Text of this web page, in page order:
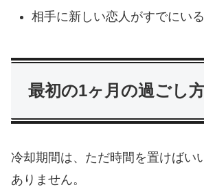
相手に新しい恋人がすでにい
最初の1ヶ月の過ごし
冷却期間は、ただ時間を置けばい
ありません。